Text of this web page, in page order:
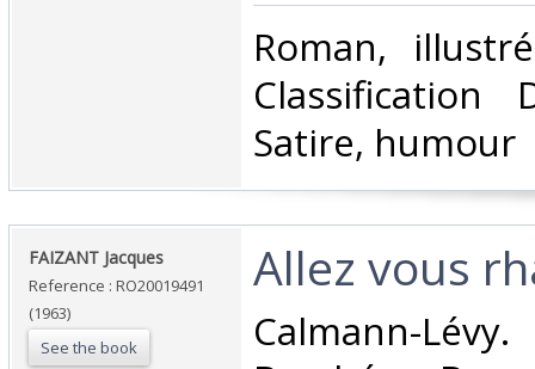
‎Roman,
Classification
Satire, humour‎
‎FAIZANT Jacques‎
Reference : RO20019491
(1963)
See the book
‎Allez vous
‎Calmann-